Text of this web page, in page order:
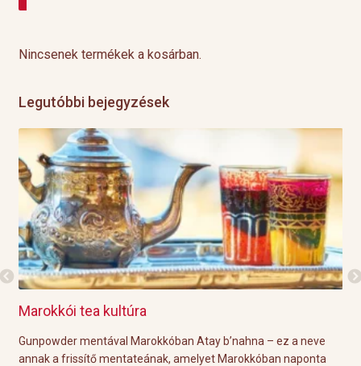
Nincsenek termékek a kosárban.
Legutóbbi bejegyzések
Marokkói tea kultúra
Gunpowder mentával Marokkóban Atay b’nahna – ez a neve
annak a frissítő mentateának, amelyet Marokkóban naponta